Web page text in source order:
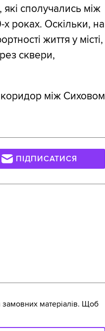
сполучались між
роках. Оскільки, на
життя у місті,
сквери,
між Сиховом
ПІДПИСАТИСЯ
матеріалів. Щоб